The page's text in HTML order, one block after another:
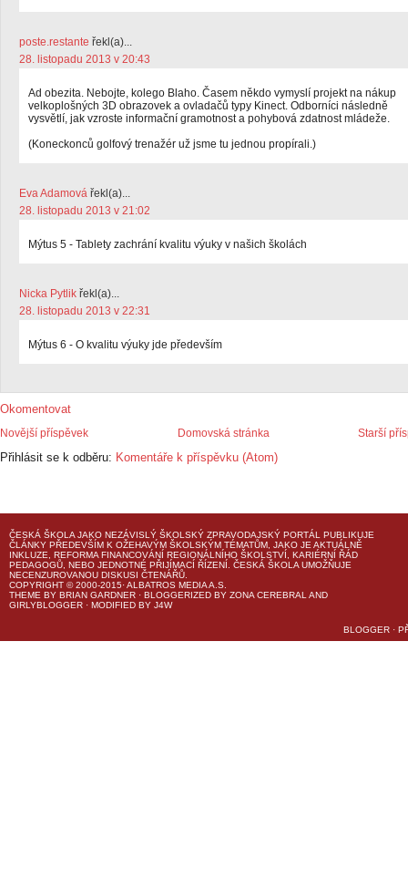
poste.restante řekl(a)...
28. listopadu 2013 v 20:43
Ad obezita. Nebojte, kolego Blaho. Časem někdo vymyslí projekt na nákup
velkoplošných 3D obrazovek a ovladačů typy Kinect. Odborníci následně
vysvětlí, jak vzroste informační gramotnost a pohybová zdatnost mládeže.
(Koneckonců golfový trenažér už jsme tu jednou propírali.)
Eva Adamová řekl(a)...
28. listopadu 2013 v 21:02
Mýtus 5 - Tablety zachrání kvalitu výuky v našich školách
Nicka Pytlik řekl(a)...
28. listopadu 2013 v 22:31
Mýtus 6 - O kvalitu výuky jde především
Okomentovat
Novější příspěvek Starší
Domovská stránka
Přihlásit se k odběru: Komentáře k příspěvku (Atom)
ČESKÁ ŠKOLA JAKO NEZÁVISLÝ ŠKOLSKÝ ZPRAVODAJSKÝ PORTÁL PUBLIKUJE
ČLÁNKY PŘEDEVŠÍM K OŽEHAVÝM ŠKOLSKÝM TÉMATŮM, JAKO JE AKTUÁLNĚ
INKLUZE, REFORMA FINANCOVÁNÍ REGIONÁLNÍHO ŠKOLSTVÍ, KARIÉRNÍ ŘÁD
PEDAGOGŮ, NEBO JEDNOTNÉ PŘIJÍMACÍ ŘÍZENÍ. ČESKÁ ŠKOLA UMOŽŇUJE
NECENZUROVANOU DISKUSI ČTENÁŘŮ.
COPYRIGHT © 2000-2015· ALBATROS MEDIA A.S.
THEME BY BRIAN GARDNER · BLOGGERIZED BY ZONA CEREBRAL AND
GIRLYBLOGGER · MODIFIED BY J4W
BLOGGER ·